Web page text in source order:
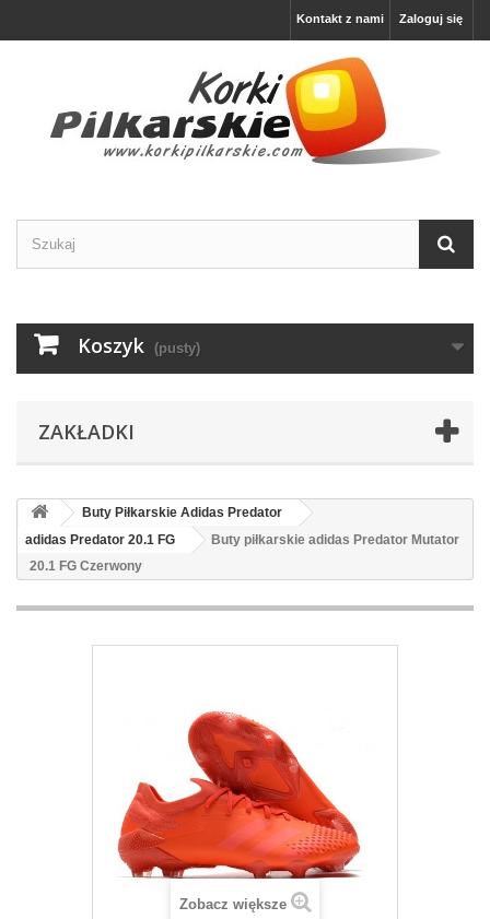
Zaloguj się
Kontakt z nami
Koszyk (pusty)
ZAKŁADKI
Buty Piłkarskie Adidas Predator
adidas Predator 20.1 FG
Buty piłkarskie adidas Predator Mutator
20.1 FG Czerwony
Zobacz większe